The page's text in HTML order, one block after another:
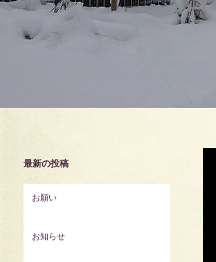
最新の投稿
お願い
お知らせ